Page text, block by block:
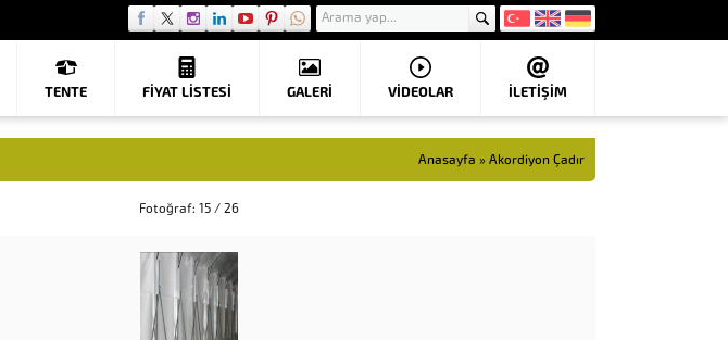
TENTE FIYAT LISTESI GALERİ VIDEOLAR İLETİŞİM
Anasayfa » Akordiyon Çadır
Fotoğraf: 15 / 26